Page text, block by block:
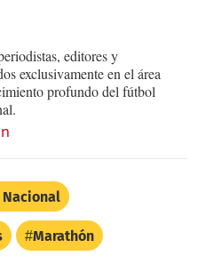
editores y
exclusivamente en el área
profundo del fútbol
Nacional
Marathón